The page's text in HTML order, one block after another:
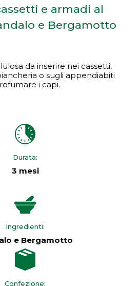
e armadi al
e Bergamotto
da inserire nei cassetti,
o sugli appendiabiti
i capi.
Durata:
3 mesi
Ingredienti:
e Bergamotto
Confezione: